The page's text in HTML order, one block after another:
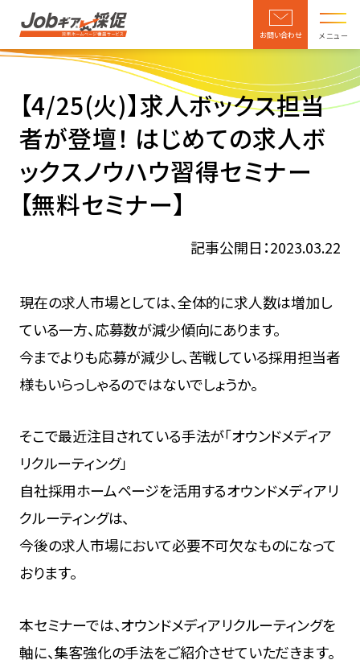
お問い合わせ メニュー
【4/25(火)】求人ボックス担当
者が登壇！ はじめての求人ボ
ックスノウハウ習得セミナー
【無料セミナー】
記事公開日：2023.03.22
現在の求人市場としては、全体的に求人数は増加し
ている一方、応募数が減少傾向にあります。
今までよりも応募が減少し、苦戦している採用担当者
様もいらっしゃるのではないでしょうか。
そこで最近注目されている手法が「オウンドメディア
リクルーティング」
自社採用ホームページを活用するオウンドメディアリ
クルーティングは、
今後の求人市場において必要不可欠なものになって
おります。
本セミナーでは、オウンドメディアリクルーティングを
軸に、集客強化の手法をご紹介させていただきます。